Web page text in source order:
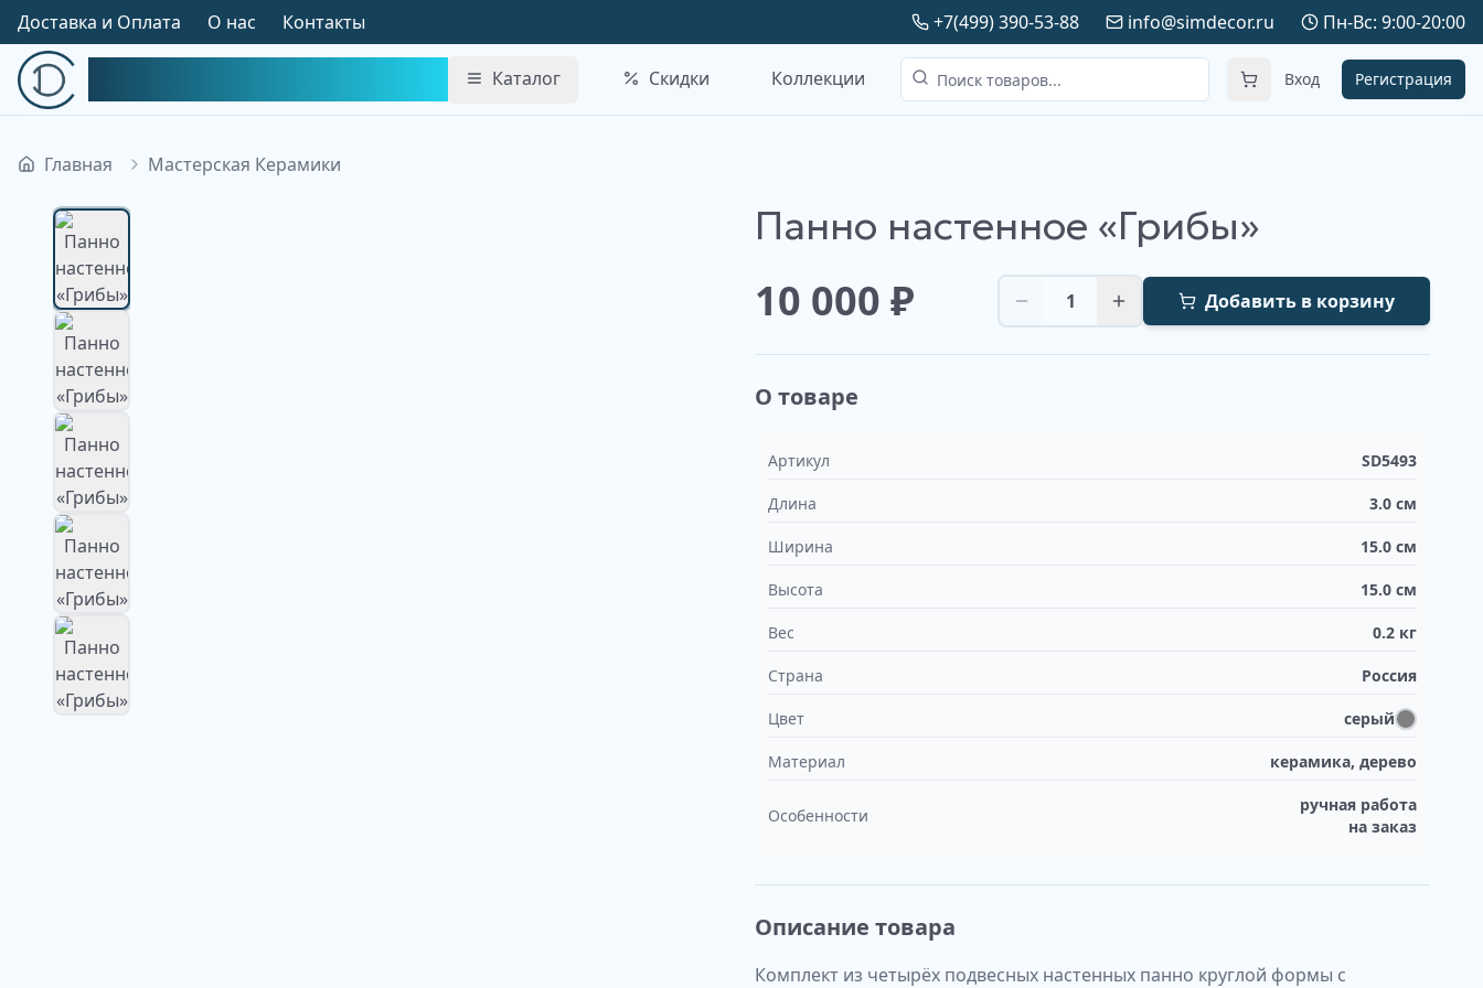
Доставка и Оплата О нас Контакты +7(499) 390-53-88 info@simdecor.ru Пн-Вс: 9:00-20:00
Каталог Скидки Коллекции Вход Регистрация
Главная Мастерская Керамики
Изображение
недоступно
Изображение
недоступно
Изображение
недоступно
Изображение
недоступно
Панно настенное «Грибы»
10 000 ₽ 1 Добавить в корзину
О товаре
Артикул SD5493
Длина 3.0 см
Ширина 15.0 см
Высота 15.0 см
Вес 0.2 кг
Страна Россия
Цвет серый
Материал керамика, дерево
Особенности
ручная работа
на заказ
Описание товара
Комплект из четырёх подвесных настенных панно круглой формы с